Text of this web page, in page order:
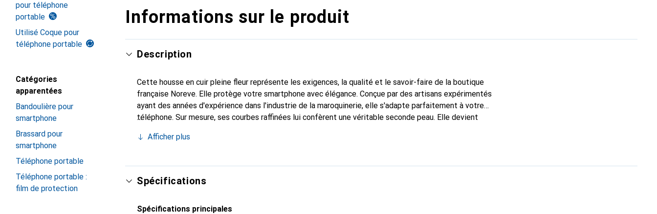
pour téléphone
portable
Utilisé Coque pour
téléphone portable
Catégories
apparentées
Bandoulière pour
smartphone
Brassard pour
smartphone
Téléphone portable
Téléphone portable :
film de protection
Informations sur le produit
Description
Cette housse en cuir pleine fleur représente les exigences, la qualité et le savoir-faire de la boutique
française Noreve. Elle protège votre smartphone avec élégance. Conçue par des artisans expérimentés
ayant des années d'expérience dans l'industrie de la maroquinerie, elle s'adapte parfaitement à votre
téléphone. Sur mesure, ses courbes raffinées lui confèrent une véritable seconde peau. Elle devient
de haute qualité, la marque Noreve est un choix fiable pour une clientèle exigeante.
Afficher plus
Spécifications
Spécifications principales